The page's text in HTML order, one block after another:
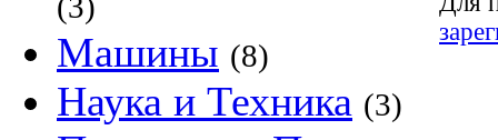
Машины (8)
Наука и Техника (3)